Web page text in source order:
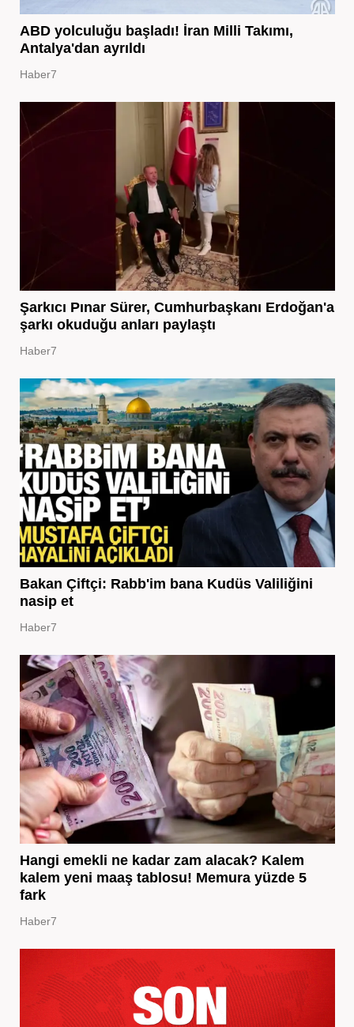
ABD yolculuğu başladı! İran Milli Takımı,
Antalya'dan ayrıldı
Haber7
Şarkıcı Pınar Sürer, Cumhurbaşkanı Erdoğan'a
şarkı okuduğu anları paylaştı
Haber7
Bakan Çiftçi: Rabb'im bana Kudüs Valiliğini
nasip et
Haber7
Hangi emekli ne kadar zam alacak? Kalem
kalem yeni maaş tablosu! Memura yüzde 5
fark
Haber7